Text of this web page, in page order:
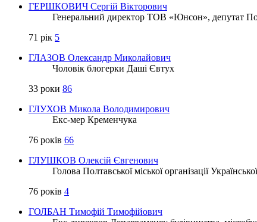
ГЕРШКОВИЧ Сергій Вікторович
Генеральний директор ТОВ «Юнсон», депутат
71 рік 5
ГЛАЗОВ Олександр Миколайович
Чоловік блогерки Даші Євтух
33 роки 86
ГЛУХОВ Микола Володимирович
Екс-мер Кременчука
76 років 66
ГЛУШКОВ Олексій Євгенович
Голова Полтавської міської організації
76 років 4
ГОЛБАН Тимофій Тимофійович